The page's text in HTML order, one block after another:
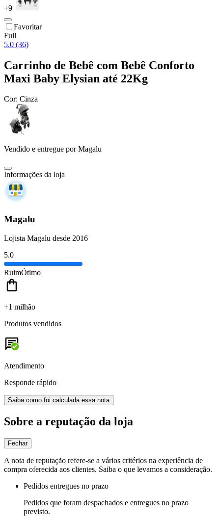
+9
Favoritar
Full
5.0 (36)
Carrinho de Bebê com Bebê Conforto
Maxi Baby Elysian até 22Kg
Cor: Cinza
Vendido e entregue por Magalu
Informações da loja
Magalu
Lojista Magalu desde 2016
5.0
RuimÓtimo
+1 milhão
Produtos vendidos
Atendimento
Responde rápido
Saiba como foi calculada essa nota
Sobre a reputação da loja
Fechar
A nota de reputação refere-se a vários critérios na experiência de
compra oferecida aos clientes. Saiba o que levamos a consideração.
Pedidos entregues no prazo
Pedidos que foram despachados e entregues no prazo
previsto.